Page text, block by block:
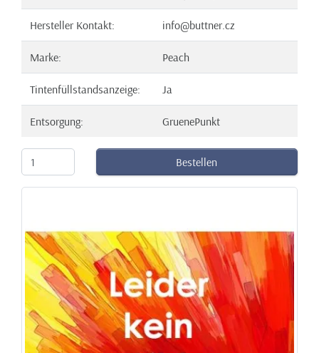
Hersteller Kontakt: info@buttner.cz
Marke: Peach
Tintenfüllstandsanzeige: Ja
Entsorgung: GruenePunkt
Bestellen